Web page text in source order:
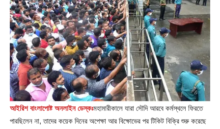
আইরিশ বাংলাপোষ্ট অনলাইন ডেস্কঃমহামারীকালে যারা সৌদি আরবে কর্মস্থলে ফিরতে
পারছিলেন না, তাদের কয়েক দিনের অপেক্ষা আর বিক্ষোভের পর টিকিট বিক্রি শুরু করেছে